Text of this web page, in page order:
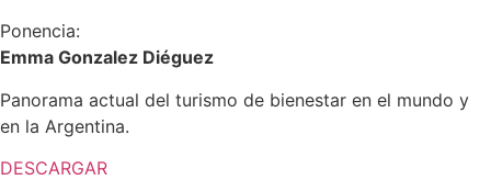
Ponencia:
Emma Gonzalez Diéguez
Panorama actual del turismo de bienestar en el mundo y
en la Argentina.
DESCARGAR